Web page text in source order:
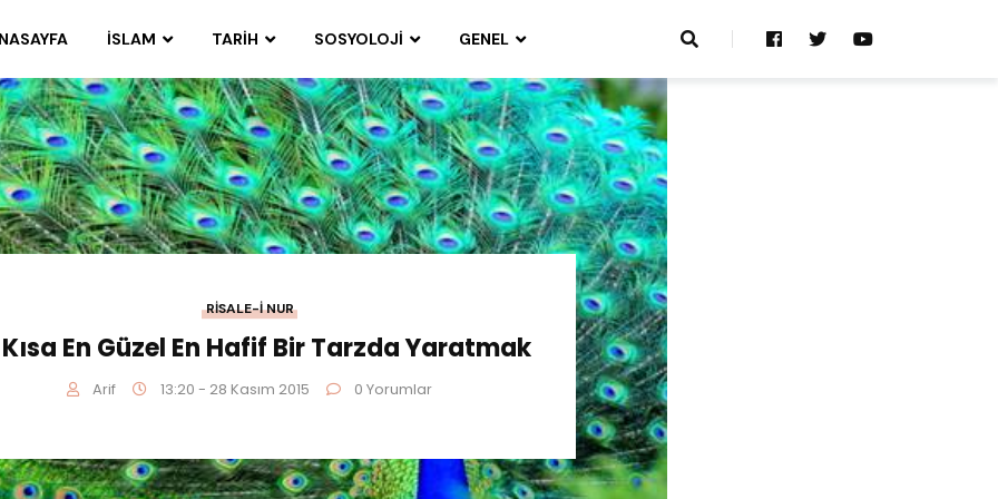
İSLAM TARIH SOSYOLOJI GENEL
RISALE-I NUR
Kısa En Güzel En Hafif Bir Tarzda Yaratmak
Arif 13:20 - 28 Kasım 2015 0 Yorumlar